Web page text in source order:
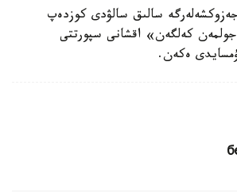
سالىق سالۋدى كوزدەپ
جولمەن كەلگەن» اقشانى سپورتتى
ەكەن.